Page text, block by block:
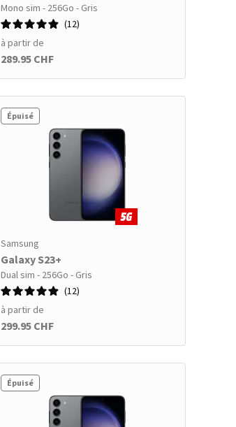
Mono sim - 256Go - Gris
12
à partir de
289.95 CHF
Épuisé
Samsung
Galaxy S23+
Dual sim - 256Go - Gris
12
à partir de
299.95 CHF
Épuisé